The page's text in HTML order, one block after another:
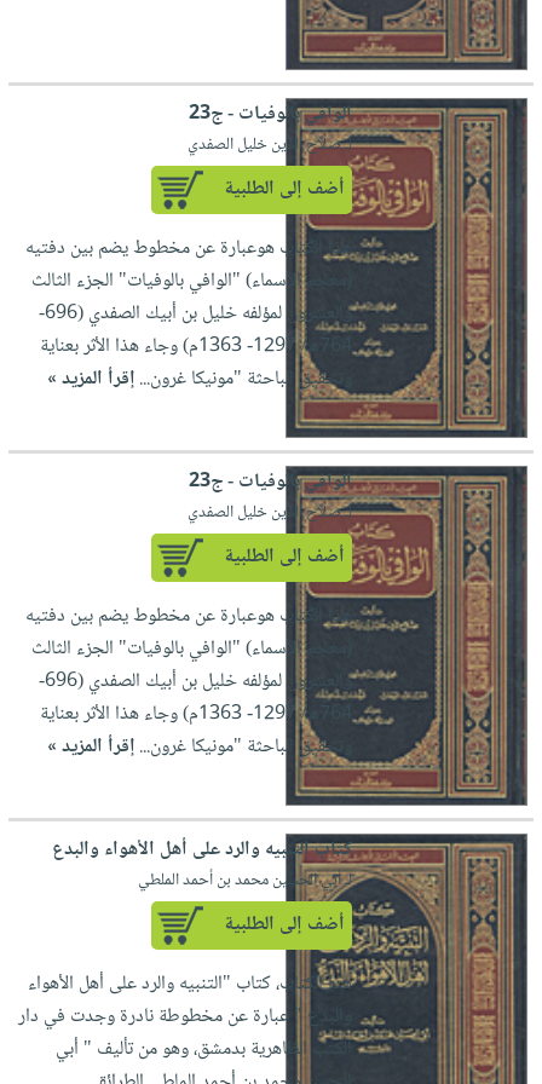
صابون
أطفال
مناسبات
فيديوهات
أسئلة
يتكرر
طرحها
خدمات
نيل
وفرات
انشر
كتابك
تواصل
معنا
عربة
التسوق
نشرة
الإصدارات
الوافي بالوفيات - ج23
لـ صلاح الدين خليل الصفدي
أضف إلى الطلبية
هذا الكتاب هوعبارة عن مخطوط يضم بين دفتيه
(معجم الأسماء) "الوافي بالوفيات" الجزء الثالث
والعشرون لمؤلفه خليل بن أبيك الصفدي (696-
764هـ/ 1297- 1363م) وجاء هذا الأثر بعناية
وتحقيق الباحثة "مونيكا غرون...إقرأ المزيد »
الوافي بالوفيات - ج23
لـ صلاح الدين خليل الصفدي
أضف إلى الطلبية
هذا الكتاب هوعبارة عن مخطوط يضم بين دفتيه
(معجم الأسماء) "الوافي بالوفيات" الجزء الثالث
والعشرون لمؤلفه خليل بن أبيك الصفدي (696-
764هـ/ 1297- 1363م) وجاء هذا الأثر بعناية
وتحقيق الباحثة "مونيكا غرون...إقرأ المزيد »
كتاب التنبيه والرد على أهل الأهواء والبدع
لـ أبي الحسين محمد بن أحمد الملطي
أضف إلى الطلبية
هذا الكتاب، كتاب "التنبيه والرد على أهل الأهواء
والبدع " عبارة عن مخطوطة نادرة وجدت في دار
الكتب الظاهرية بدمشق، وهو من تأليف " أبي